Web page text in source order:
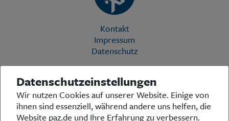
Kontakt
Impressum
Datenschutz
Die Preußische Allgemeine Zeitung (PAZ) ist eine einzigartige Stimme
in der deutschen Medienlandschaft. Woche für Woche berichtet sie
über das aktuelle Zeitgeschehen in Politik, Kultur und Wirtschaft und
bezieht zu den grundlegenden Entwicklungen unserer Gesellschaft
Datenschutzeinstellungen
Wir nutzen Cookies auf unserer Website. Einige von
ihnen sind essenziell, während andere uns helfen, die
Website paz.de und Ihre Erfahrung zu verbessern.